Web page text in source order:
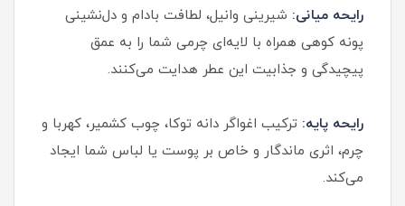
رایحه میانی: شیرینی وانیل، لطافت بادام و دل‌نشینی
پونه کوهی همراه با لایه‌ای چرمی شما را به عمق
پیچیدگی و جذابیت این عطر هدایت می‌کنند.
رایحه پایه: ترکیب اغواگر دانه توکا، چوب کشمیر، کهربا و
چرم، اثری ماندگار و خاص بر پوست یا لباس شما ایجاد
می‌کند.